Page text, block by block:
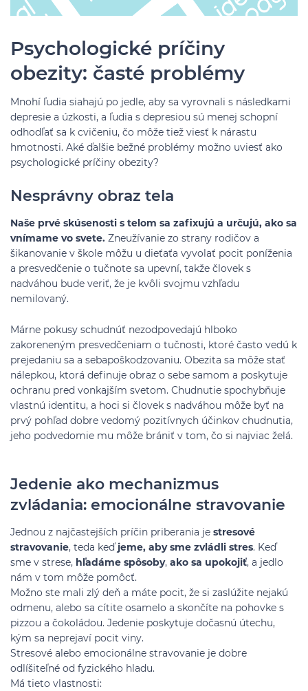
Psychologické príčiny
obezity: časté problémy
Mnohí ľudia siahajú po jedle, aby sa vyrovnali s následkami
depresie a úzkosti, a ľudia s depresiou sú menej schopní
odhodľať sa k cvičeniu, čo môže tiež viesť k nárastu
hmotnosti. Aké ďalšie bežné problémy možno uviesť ako
psychologické príčiny obezity?
Nesprávny obraz tela
Naše prvé skúsenosti s telom sa zafixujú a určujú, ako sa
vnímame vo svete. Zneužívanie zo strany rodičov a
šikanovanie v škole môžu u dieťaťa vyvolať pocit poníženia
a presvedčenie o tučnote sa upevní, takže človek s
nadváhou bude veriť, že je kvôli svojmu vzhľadu
nemilovaný.
Márne pokusy schudnúť nezodpovedajú hlboko
zakoreneným presvedčeniam o tučnosti, ktoré často vedú k
prejedaniu sa a sebapoškodzovaniu. Obezita sa môže stať
nálepkou, ktorá definuje obraz o sebe samom a poskytuje
ochranu pred vonkajším svetom. Chudnutie spochybňuje
vlastnú identitu, a hoci si človek s nadváhou môže byť na
prvý pohľad dobre vedomý pozitívnych účinkov chudnutia,
jeho podvedomie mu môže brániť v tom, čo si najviac želá.
Jedenie ako mechanizmus
zvládania: emocionálne stravovanie
Jednou z najčastejších príčin priberania je stresové
stravovanie, teda keďjeme, aby sme zvládli stres. Keď
sme v strese, hľadáme spôsoby, ako sa upokojiť, a jedlo
nám v tom môže pomôcť.
Možno ste mali zlý deň a máte pocit, že si zaslúžite nejakú
odmenu, alebo sa cítite osamelo a skončíte na pohovke s
pizzou a čokoládou. Jedenie poskytuje dočasnú útechu,
kým sa neprejaví pocit viny.
Stresové alebo emocionálne stravovanie je dobre
odlíšiteľné od fyzického hladu.
Má tieto vlastnosti: